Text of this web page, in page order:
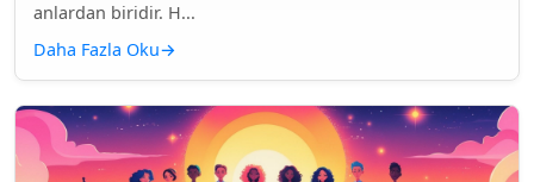
anlardan biridir. H...
Daha Fazla Oku→